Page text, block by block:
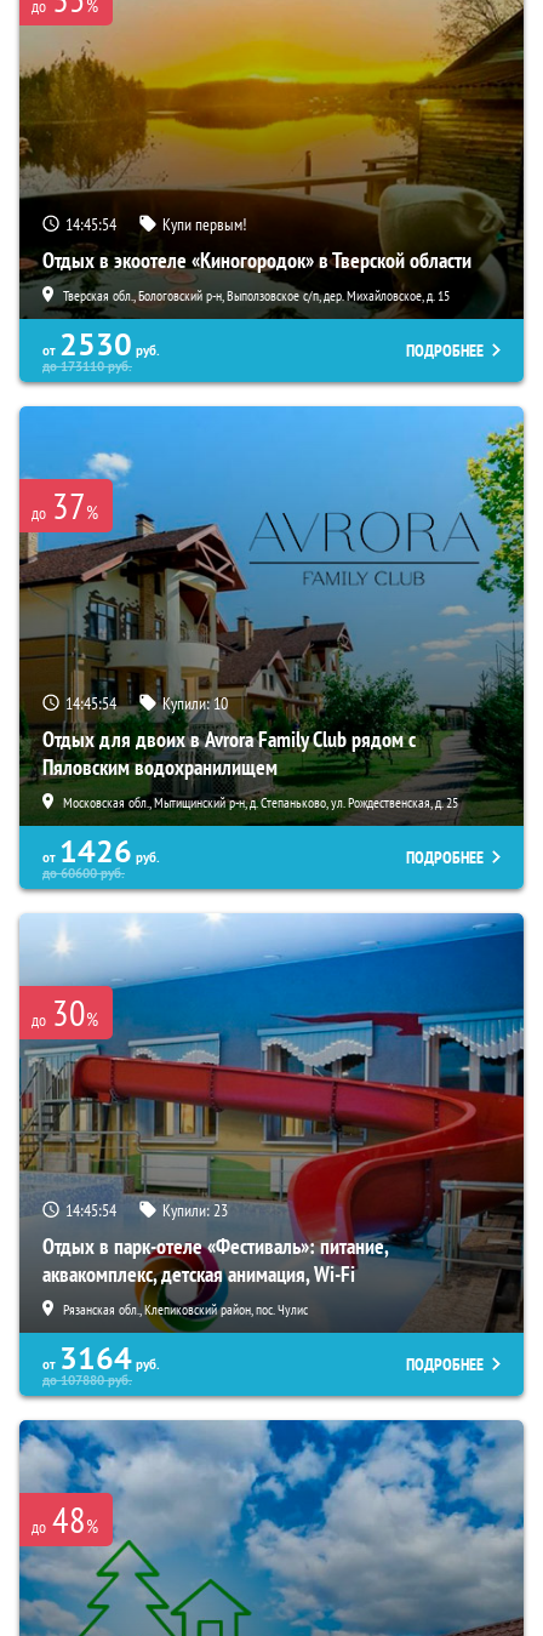
до %
14:45:53 Купи первым!
Отдых в экоотеле «Киногородок» в Тверской области
Тверская обл., Бологовский р-н, Выползовское с/п, дер. Михайловское, д. 15
от 2530 руб.
до173110руб.
ПОДРОБНЕЕ
до 37%
14:45:53 Купили:10
Отдых для двоих в Avrora Family Club рядом с
Пяловским водохранилищем
Московская обл., Мытищинский р-н, д. Степаньково, ул. Рождественская, д. 25
от 1426 руб.
до60600руб.
ПОДРОБНЕЕ
до 30%
14:45:53 Купили:23
Отдых в парк-отеле «Фестиваль»: питание,
аквакомплекс, детская анимация, Wi-Fi
Рязанская обл., Клепиковский район, пос. Чулис
от 3164 руб.
до107880руб.
ПОДРОБНЕЕ
до 48%